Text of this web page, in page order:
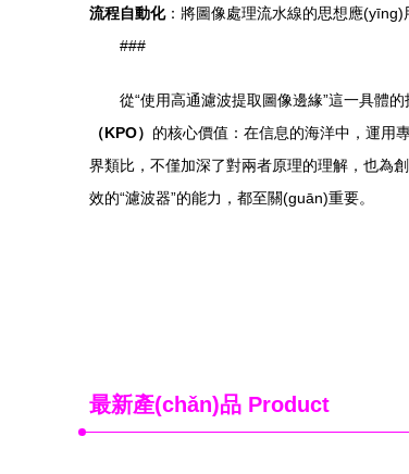
流程自動化：將圖像處理流水線的思想應
###
從“使用高通濾波提取圖像邊緣”這一具體
（KPO） 的核心價值：在信息的海洋中，運用
界類比，不僅加深了對兩者原理的理解，也為
效的“濾波器”的能力，都至關(guān)重要。
最新產(chǎn)品 Product